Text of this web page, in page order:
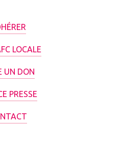
LOCALE
UN DON
PRESSE